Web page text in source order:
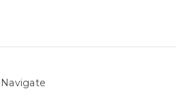
Navigate